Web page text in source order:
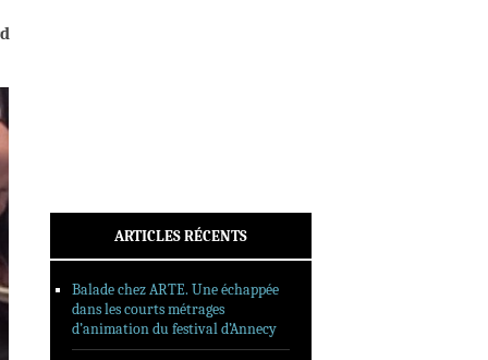
ARTICLES RÉCENTS
Balade chez ARTE. Une échappée
dans les courts métrages
d’animation du festival d’Annecy